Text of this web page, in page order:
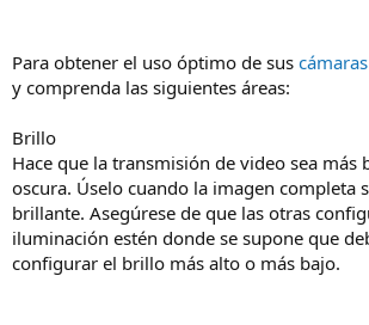
Para obtener el uso óptimo de sus
y comprenda las siguientes áreas:
Brillo
Hace que la transmisión de video sea más
oscura. Úselo cuando la imagen completa
brillante. Asegúrese de que las otras
iluminación estén donde se supone que
configurar el brillo más alto o más bajo.